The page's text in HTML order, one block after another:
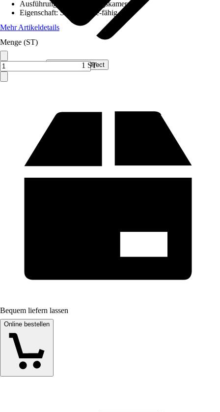
Verkauf durch: Smart Home Direct
Ausführung
Überwachungskamera
Eigenschaft:Smart Home-fähig
Mehr Artikeldetails
Menge (ST)
1 ST
Bequem liefern lassen
Online bestellen